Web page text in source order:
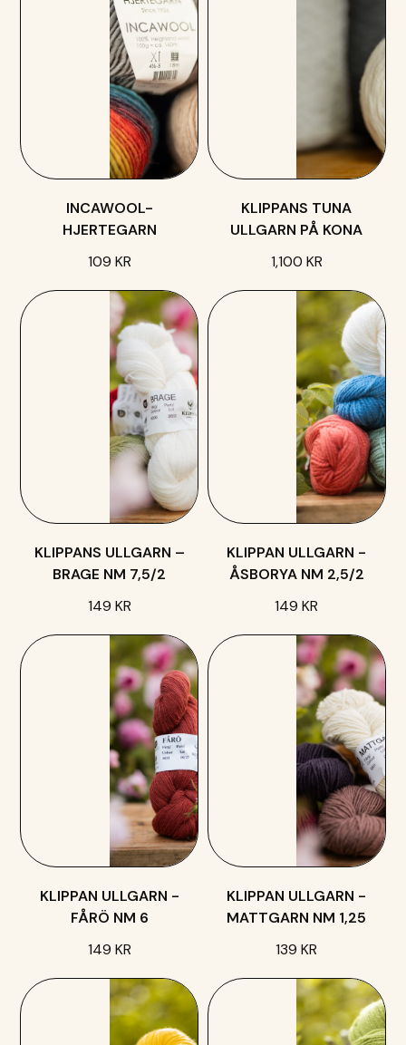
INCAWOOL-
HJERTEGARN
109 KR
KLIPPANS TUNA
ULLGARN PÅ KONA
1,100 KR
KLIPPANS ULLGARN –
BRAGE NM 7,5/2
149 KR
KLIPPAN ULLGARN -
ÅSBORYA NM 2,5/2
149 KR
KLIPPAN ULLGARN -
FÅRÖ NM 6
149 KR
KLIPPAN ULLGARN -
MATTGARN NM 1,25
139 KR